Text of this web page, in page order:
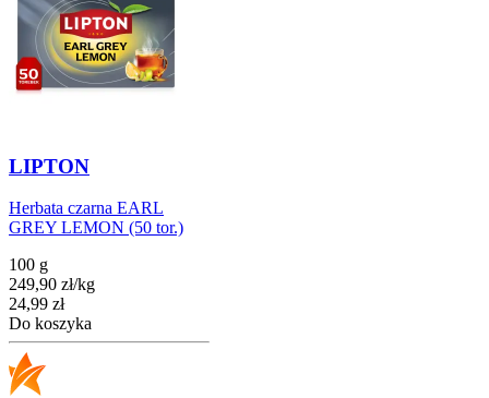
LIPTON
Herbata czarna EARL
GREY LEMON (50 tor.)
100 g
249,90 zł/kg
Cena
24,99 zł
Do koszyka